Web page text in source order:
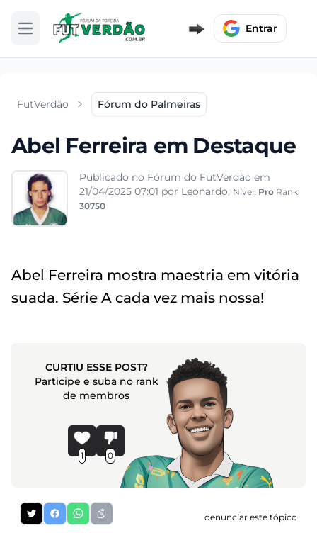
Abrir menu Entrar
FutVerdão Fórum do Palmeiras
Abel Ferreira em Destaque
Publicado no Fórum do FutVerdão em
21/04/2025 07:01 por Leonardo, Nível: Pro Rank:
30750
Abel Ferreira mostra maestria em vitória
suada. Série A cada vez mais nossa!
CURTIU ESSE POST?
Participe e suba no rank
de membros
1 0
denunciar este tópico